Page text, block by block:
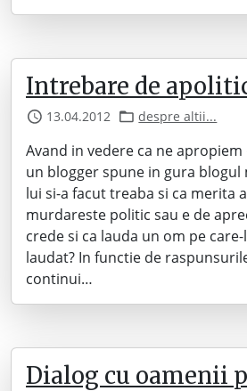
Intrebare de
13.04.2012 despre altii...
Avand in vedere ca ne
un blogger spune in gura
lui si-a facut treaba si ca merita
murdareste politic sau e de
crede si ca lauda un om pe
laudat? In functie de
continui…
Dialog cu oamenii